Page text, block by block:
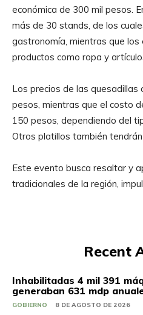
económica de 300 mil pesos.
más de 30 stands, de los
gastronomía, mientras que
productos como ropa y
Los precios de las quesadillas
pesos, mientras que el costo
150 pesos, dependiendo del
Otros platillos también
Este evento busca resaltar y
tradicionales de la región,
Recent
Inhabilitadas 4 mil 391
generaban 631 mdp
GOBIERNO 8 DE AGOSTO DE 2026